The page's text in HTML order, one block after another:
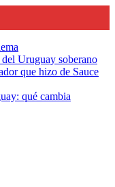
Uruguay soberano
que hizo de Sauce
qué cambia